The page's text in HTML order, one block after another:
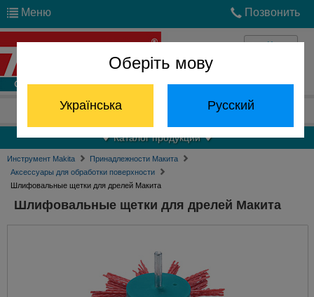
Оберіть мову
Українська Русский
Меню Позвонить
Войти
Отдел запчастей: (068) 824-24-24
Каталог продукции
Инструмент Makita
Принадлежности Макита
Аксессуары для обработки поверхности
Шлифовальные щетки для дрелей Макита
Шлифовальные щетки для дрелей Макита